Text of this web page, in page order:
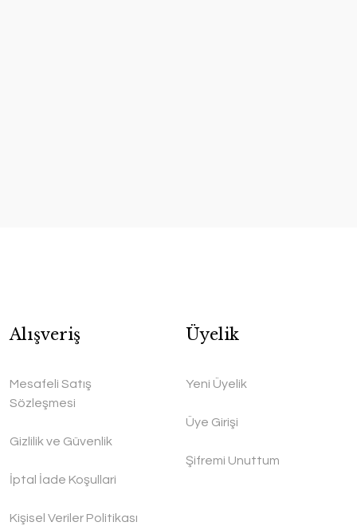
Alışveriş
Mesafeli Satış
Sözleşmesi
Gizlilik ve Güvenlik
İptal İade Koşullari
Kişisel Veriler Politikası
Üyelik
Yeni Üyelik
Üye Girişi
Şifremi Unuttum